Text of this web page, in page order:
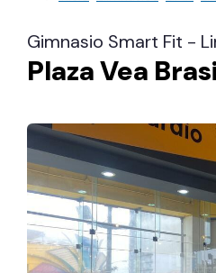
Gimnasio Smart Fit -
Plaza Vea